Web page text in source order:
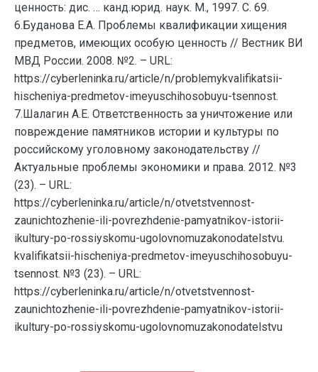
ценность: дис. … канд.юрид. наук. М., 1997. С. 69.
6.Буданова Е.А. Проблемы квалификации хищения
предметов, имеющих особую ценность // Вестник ВИ
МВД России. 2008. №2. – URL:
https://cyberleninka.ru/article/n/problemykvalifikatsii-
hischeniya-predmetov-imeyuschihosobuyu-tsennost.
7.Шалагин А.Е. Ответственность за уничтожение или
повреждение памятников истории и культуры по
российскому уголовному законодательству //
Актуальные проблемы экономики и права. 2012. №3
(23). – URL:
https://cyberleninka.ru/article/n/otvetstvennost-
zaunichtozhenie-ili-povrezhdenie-pamyatnikov-istorii-
ikultury-po-rossiyskomu-ugolovnomuzakonodatelstvu.
kvalifikatsii-hischeniya-predmetov-imeyuschihosobuyu-
tsennost. №3 (23). – URL:
https://cyberleninka.ru/article/n/otvetstvennost-
zaunichtozhenie-ili-povrezhdenie-pamyatnikov-istorii-
ikultury-po-rossiyskomu-ugolovnomuzakonodatelstvu